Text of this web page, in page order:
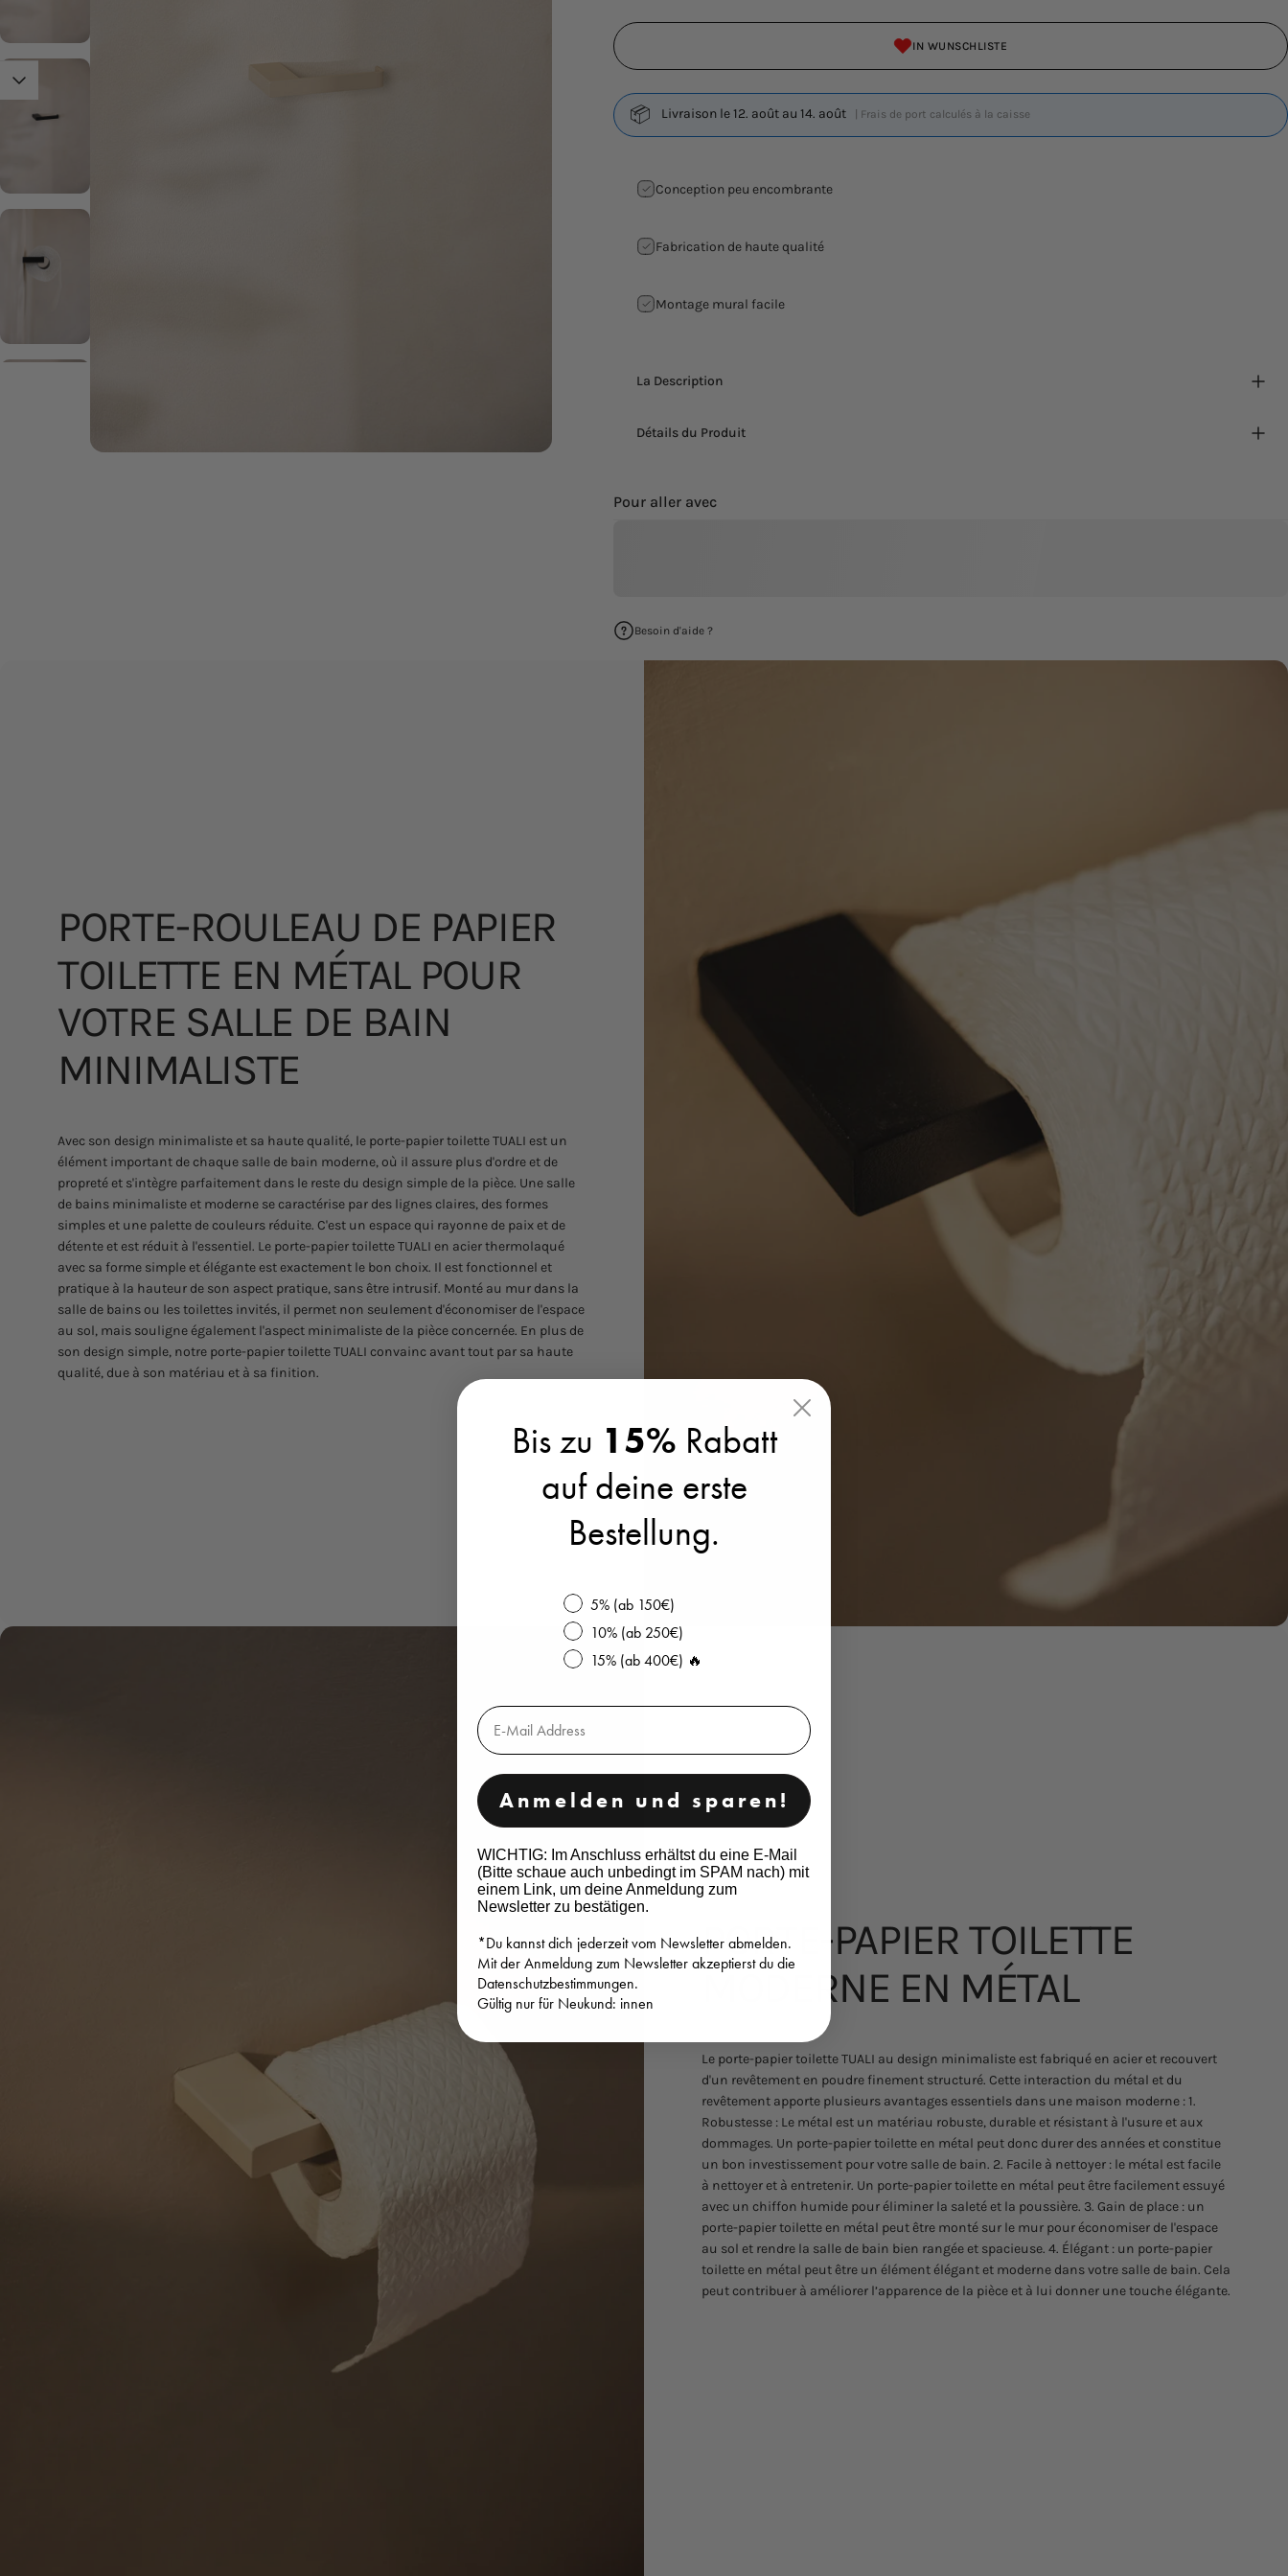
IN WUNSCHLISTE
📦 Livraison le 12. août au 14. août | Frais de port calculés à la caisse
Conception peu encombrante
Fabrication de haute qualité
Montage mural facile
La Description
Détails du Produit
Pour aller avec
Besoin d'aide ?
PORTE-ROULEAU DE PAPIER
TOILETTE EN MÉTAL POUR
VOTRE SALLE DE BAIN
MINIMALISTE
Avec son design minimaliste et sa haute qualité, le porte-papier toilette TUALI est un
élément important de chaque salle de bain moderne, où il assure plus d'ordre et de
propreté et s'intègre parfaitement dans le reste du design simple de la pièce. Une salle
de bains minimaliste et moderne se caractérise par des lignes claires, des formes
simples et une palette de couleurs réduite. C'est un espace qui rayonne de paix et de
détente et est réduit à l'essentiel. Le porte-papier toilette TUALI en acier thermolaqué
avec sa forme simple et élégante est exactement le bon choix. Il est fonctionnel et
pratique à la hauteur de son aspect pratique, sans être intrusif. Monté au mur dans la
salle de bains ou les toilettes invités, il permet non seulement d'économiser de l'espace
au sol, mais souligne également l'aspect minimaliste de la pièce concernée. En plus de
son design simple, notre porte-papier toilette TUALI convainc avant tout par sa haute
qualité, due à son matériau et à sa finition.
PORTE-PAPIER TOILETTE
MODERNE EN MÉTAL
Le porte-papier toilette TUALI au design minimaliste est fabriqué en acier et recouvert
d'un revêtement en poudre finement structuré. Cette interaction du métal et du
revêtement apporte plusieurs avantages essentiels dans une maison moderne : 1.
Robustesse : Le métal est un matériau robuste, durable et résistant à l'usure et aux
dommages. Un porte-papier toilette en métal peut donc durer des années et constitue
un bon investissement pour votre salle de bain. 2. Facile à nettoyer : le métal est facile
à nettoyer et à entretenir. Un porte-papier toilette en métal peut être facilement essuyé
avec un chiffon humide pour éliminer la saleté et la poussière. 3. Gain de place : un
porte-papier toilette en métal peut être monté sur le mur pour économiser de l'espace
au sol et rendre la salle de bain bien rangée et spacieuse. 4. Élégant : un porte-papier
toilette en métal peut être un élément élégant et moderne dans votre salle de bain. Cela
peut contribuer à améliorer l’apparence de la pièce et à lui donner une touche élégante.
Bis zu 15% Rabatt
auf deine erste
Bestellung.
Bis zu 30% Rabatt
5% (ab 150€)
10% (ab 250€)
15% (ab 400€) 🔥
Email
Anmelden und sparen!
WICHTIG: Im Anschluss erhältst du eine E-Mail
(Bitte schaue auch unbedingt im SPAM nach) mit
einem Link, um deine Anmeldung zum
Newsletter zu bestätigen.
*Du kannst dich jederzeit vom Newsletter abmelden.
Mit der Anmeldung zum Newsletter akzeptierst du die
Datenschutzbestimmungen.
Gültig nur für Neukund: innen